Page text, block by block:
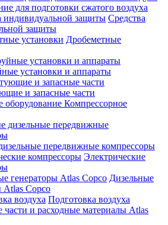
для подготовки сжатого воздуха
Средства
защиты
Дробеметные
установки и аппараты
и запасные части
Компрессорное
передвижные компрессоры
Электрические
Дизельные
Atlas Copco
Подготовка воздуха